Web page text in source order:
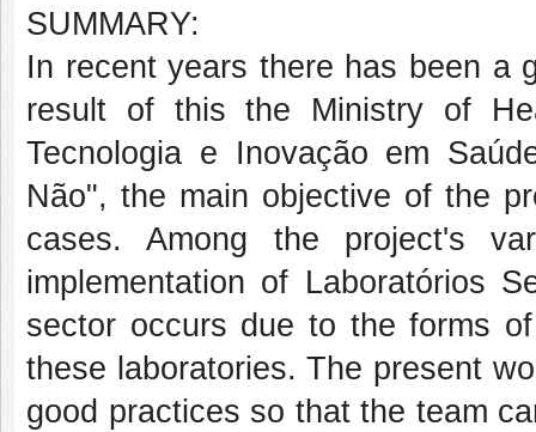
SUMMARY:
In recent years there has been a
result of this the Ministry of
Tecnologia e Inovação em
Não", the main objective of the
cases. Among the project's
implementation of Laboratórios
sector occurs due to the forms
these laboratories. The present
good practices so that the team